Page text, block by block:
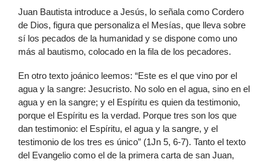
Juan Bautista introduce a Jesús, lo señala como Cordero
de Dios, figura que personaliza el Mesías, que lleva sobre
sí los pecados de la humanidad y se dispone como uno
más al bautismo, colocado en la fila de los pecadores.
En otro texto joánico leemos: “Este es el que vino por el
agua y la sangre: Jesucristo. No solo en el agua, sino en el
agua y en la sangre; y el Espíritu es quien da testimonio,
porque el Espíritu es la verdad. Porque tres son los que
dan testimonio: el Espíritu, el agua y la sangre, y el
testimonio de los tres es único” (1Jn 5, 6-7). Tanto el texto
del Evangelio como el de la primera carta de san Juan,